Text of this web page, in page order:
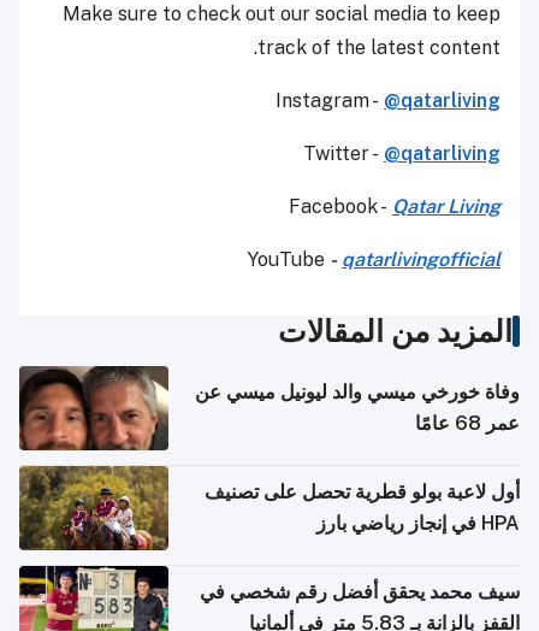
Make sure to check out our social media to keep
track of the latest content.
Instagram - @qatarliving
Twitter - @qatarliving
Facebook - Qatar Living
YouTube - qatarlivingofficial
المزيد من المقالات
وفاة خورخي ميسي والد ليونيل ميسي عن
عمر 68 عامًا
أول لاعبة بولو قطرية تحصل على تصنيف
HPA في إنجاز رياضي بارز
سيف محمد يحقق أفضل رقم شخصي في
القفز بالزانة بـ 5.83 متر في ألمانيا